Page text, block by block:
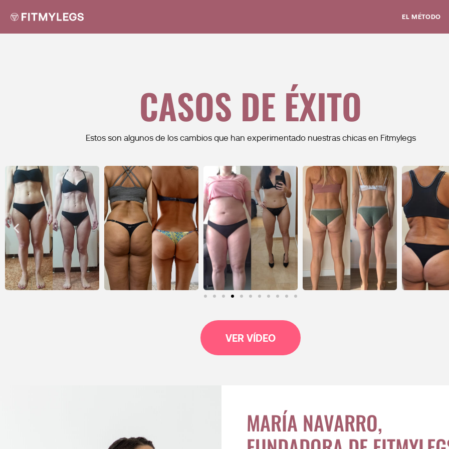
EL MÉTODO
CASOS DE ÉXITO
Estos son algunos de los cambios que han experimentado nuestras chicas en Fitmylegs
VER VÍDEO
MARÍA NAVARRO,